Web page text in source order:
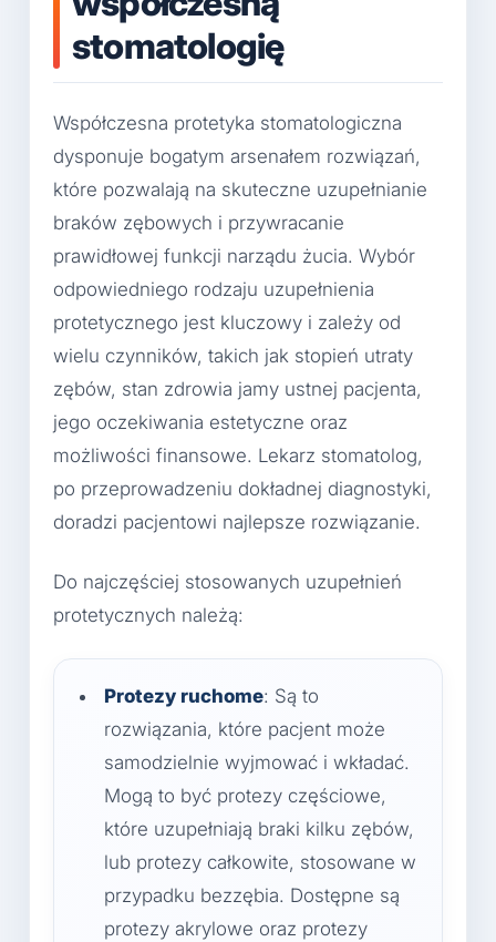
stomatologię
Współczesna protetyka stomatologiczna
dysponuje bogatym arsenałem rozwiązań,
które pozwalają na skuteczne uzupełnianie
braków zębowych i przywracanie
prawidłowej funkcji narządu żucia. Wybór
odpowiedniego rodzaju uzupełnienia
protetycznego jest kluczowy i zależy od
wielu czynników, takich jak stopień utraty
zębów, stan zdrowia jamy ustnej pacjenta,
jego oczekiwania estetyczne oraz
możliwości finansowe. Lekarz stomatolog,
po przeprowadzeniu dokładnej diagnostyki,
doradzi pacjentowi najlepsze rozwiązanie.
Do najczęściej stosowanych uzupełnień
protetycznych należą:
Protezy ruchome: Są to
rozwiązania, które pacjent może
samodzielnie wyjmować i wkładać.
Mogą to być protezy częściowe,
które uzupełniają braki kilku zębów,
lub protezy całkowite, stosowane w
przypadku bezzębia. Dostępne są
protezy akrylowe oraz protezy